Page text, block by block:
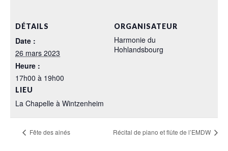
DÉTAILS
Date :
26 mars 2023
Heure :
17h00 à 19h00
LIEU
La Chapelle à Wintzenheim
ORGANISATEUR
Harmonie du
Hohlandsbourg
Fête des ainés Récital de piano et flûte de l’EMDW